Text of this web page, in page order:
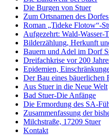
Die Burgen von Stuer
Zum Ortsnamen des
Roman „Tideke Flotow“-
Aufgezehrt: Wald-Wasser-
Bilderzählung, Herkunft
Bauern und Adel im Dorf
Dreifachkrise vor 200
Epidemien,
Der Bau eines bäuerlichen
Aus Stuer in die Neue Welt
Bad Stuer-Die Anfänge
Die Ermordung des SA-
Zusammenfassung der
Milchstraße, 17209 Stuer
Kontakt